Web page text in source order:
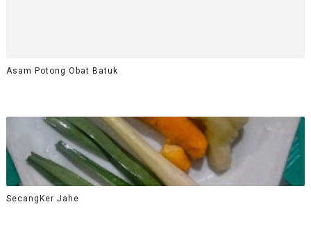
Asam Potong Obat Batuk
SecangKer Jahe